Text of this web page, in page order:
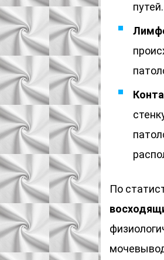
путей.
По